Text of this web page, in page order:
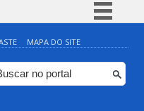
Simplifique!
Comunica BR
Participe
MAPA DO SITE